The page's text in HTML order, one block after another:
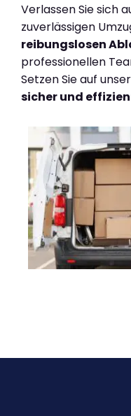
Verlassen Sie sich
zuverlässigen
reibungslosen
professionellen
Setzen Sie auf
sicher und